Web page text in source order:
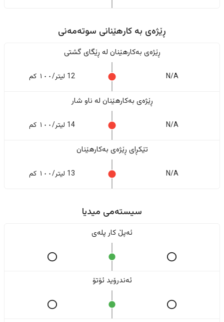
ڕێژەى به کارهێنانی سوتەمەنی
ڕێژەى بەکارهێنان له ڕێگای گشتی
N/A 12 لیتر/١٠٠ کم
ڕێژەى بەکارهێنان له ناو شار
N/A 14 لیتر/١٠٠ کم
تێکڕای ڕێژەى بەکارهێنان
N/A 13 لیتر/١٠٠ کم
سیستەمی میدیا
ئەپڵ کار پلەی
ئەندرۆید ئۆتۆ